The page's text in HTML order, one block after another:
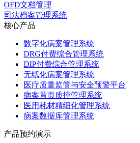
OFD文档管理
司法档案管理系统
核心产品
数字化病案管理系统
DRG付费综合管理系统
DIP付费综合管理系统
无纸化病案管理系统
医疗质量监管与安全预警平台
病案首页质控管理系统
医用耗材精细化管理系统
病案数据库管理系统
产品预约演示